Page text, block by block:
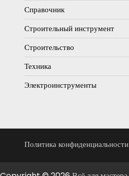
Справочник
Строительный инструмент
Строительство
Техника
Электроинструменты
Политика конфиденциальности